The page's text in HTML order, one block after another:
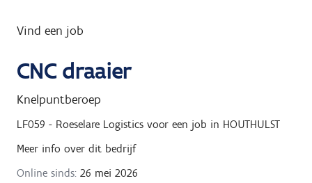
u
n
a
a
Vind een job
CNC draaier
Knelpuntberoep
LF059 - Roeselare Logistics voor een job in HOUTHULST
Meer info over dit bedrijf
Online sinds: 26 mei 2026